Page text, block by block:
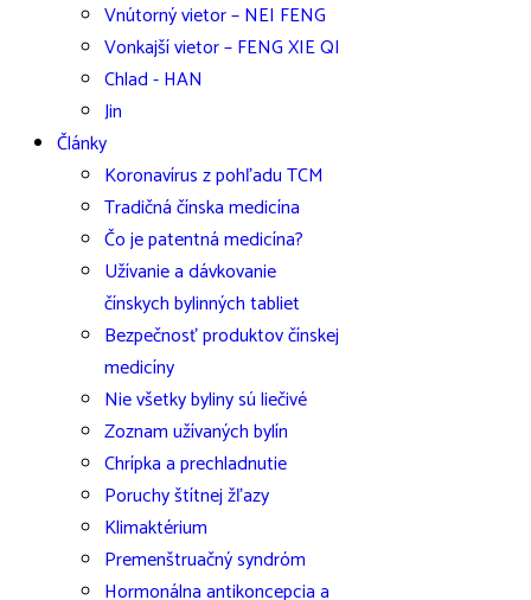
Vnútorný vietor – NEI FENG
Vonkajší vietor – FENG XIE QI
Chlad - HAN
Jin
Články
Koronavírus z pohľadu TCM
Tradičná čínska medicína
Čo je patentná medicína?
Užívanie a dávkovanie
čínskych bylinných tabliet
Bezpečnosť produktov čínskej
medicíny
Nie všetky byliny sú liečivé
Zoznam užívaných bylín
Chrípka a prechladnutie
Poruchy štítnej žľazy
Klimaktérium
Premenštruačný syndróm
Hormonálna antikoncepcia a